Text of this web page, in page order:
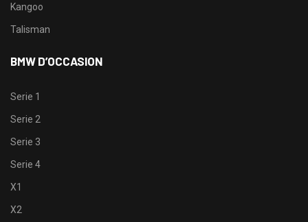
Kangoo
Talisman
BMW D’OCCASION
Serie 1
Serie 2
Serie 3
Serie 4
X1
X2